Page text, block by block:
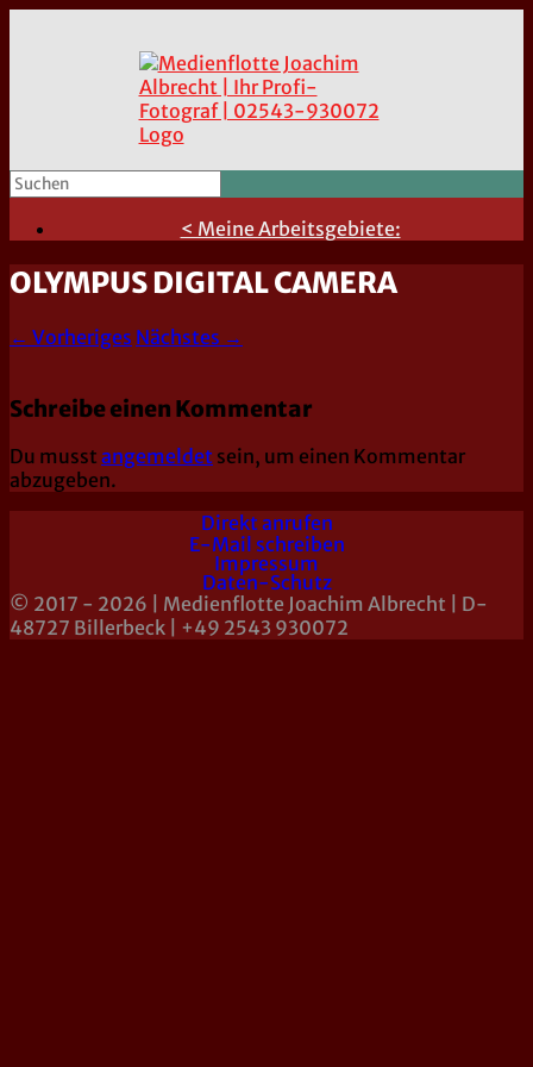
< Meine Arbeitsgebiete:
OLYMPUS DIGITAL CAMERA
← Vorheriges Nächstes →
Schreibe einen Kommentar
Du musst angemeldet sein, um einen Kommentar
abzugeben.
Direkt anrufen
E-Mail schreiben
Impressum
Daten-Schutz
© 2017 - 2026 | Medienflotte Joachim Albrecht | D-
48727 Billerbeck | +49 2543 930072